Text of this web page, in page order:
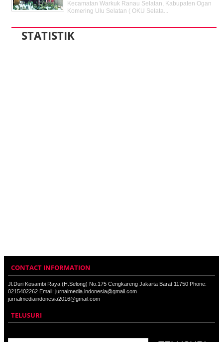
Kecamatan Warkuk Ranau Selatan, Kabupaten Ogan
Komering Ulu Selatan ( OKU Selata...
STATISTIK
CONTACT INFORMATION
Jl.Duri Kosambi Raya (H.Selong) No.175 Cengkareng Jakarta Barat 11750 Phone:
0215402262 Email: jurnalmedia.indonesia@gmail.com
jurnalmediaindonesia2016@gmail.com
TELUSURI